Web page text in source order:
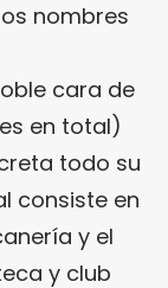
nombres
cara de
en total)
todo su
consiste en
y el
y club